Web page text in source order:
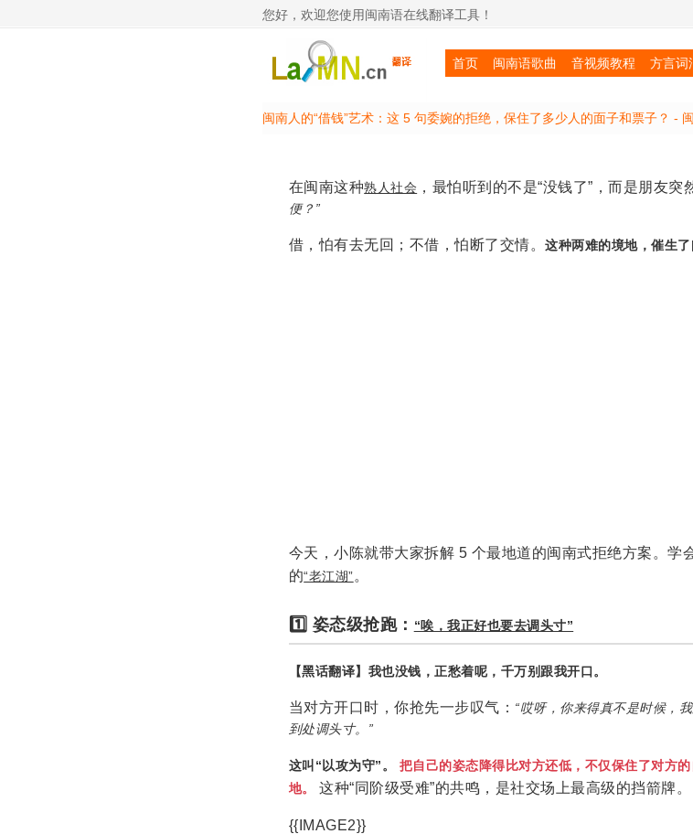
您好，欢迎您使用闽南语在线翻译工具！
首页 闽南语歌曲 音视频教程 方言词
闽南人的“借钱”艺术：这 5 句委婉的拒绝，保住了多少人的面子和票子？ -
在闽南这种熟人社会 ，最怕听到的不是“没钱了”，而是朋友突
便？”
借，怕有去无回；不借，怕断了交情。这种两难的境地，催生
今天，小陈就带大家拆解 5 个最地道的闽南式拒绝方案。学
的“老江湖”。
1️⃣ 姿态级抢跑： “唉，我正好也要去调头寸”
【黑话翻译】我也没钱，正愁着呢，千万别跟我开口。
当对方开口时，你抢先一步叹气： “哎呀，你来得真不是时候，
到处调头寸。”
这叫“以攻为守”。
把自己的姿态降得比对方还低，不仅保住了对方
地。
这种“同阶级受难”的共鸣，是社交场上最高级的挡箭牌。
{{IMAGE2}}